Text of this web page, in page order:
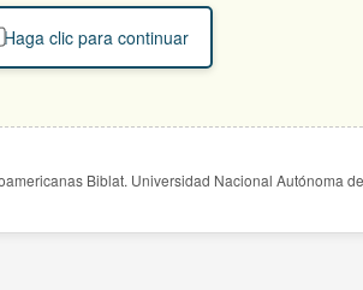
Haga clic para continuar
Biblat. Universidad Nacional Autónoma